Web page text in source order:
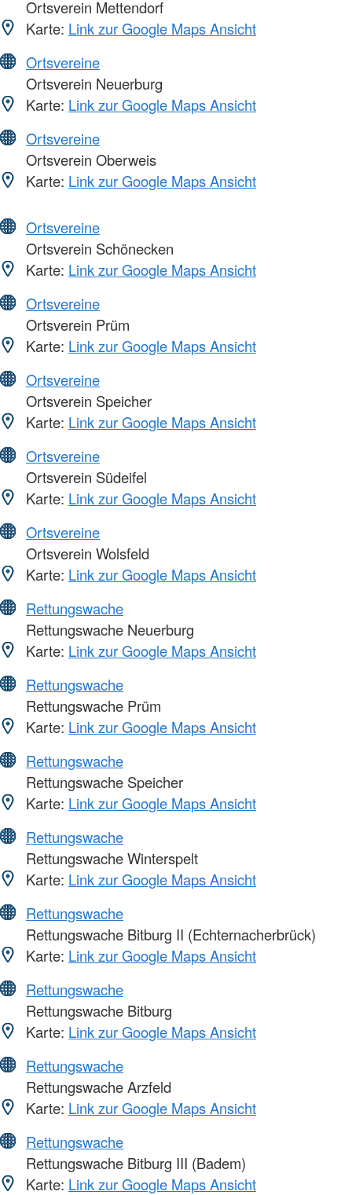
Ortsverein Mettendorf
Karte: Link zur Google Maps Ansicht
Ortsvereine
Ortsverein Neuerburg
Karte: Link zur Google Maps Ansicht
Ortsvereine
Ortsverein Oberweis
Karte: Link zur Google Maps Ansicht
Ortsvereine
Ortsverein Schönecken
Karte: Link zur Google Maps Ansicht
Ortsvereine
Ortsverein Prüm
Karte: Link zur Google Maps Ansicht
Ortsvereine
Ortsverein Speicher
Karte: Link zur Google Maps Ansicht
Ortsvereine
Ortsverein Südeifel
Karte: Link zur Google Maps Ansicht
Ortsvereine
Ortsverein Wolsfeld
Karte: Link zur Google Maps Ansicht
Rettungswache
Rettungswache Neuerburg
Karte: Link zur Google Maps Ansicht
Rettungswache
Rettungswache Prüm
Karte: Link zur Google Maps Ansicht
Rettungswache
Rettungswache Speicher
Karte: Link zur Google Maps Ansicht
Rettungswache
Rettungswache Winterspelt
Karte: Link zur Google Maps Ansicht
Rettungswache
Rettungswache Bitburg II (Echternacherbrück)
Karte: Link zur Google Maps Ansicht
Rettungswache
Rettungswache Bitburg
Karte: Link zur Google Maps Ansicht
Rettungswache
Rettungswache Arzfeld
Karte: Link zur Google Maps Ansicht
Rettungswache
Rettungswache Bitburg III (Badem)
Karte: Link zur Google Maps Ansicht